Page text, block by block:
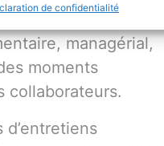
de confidentialité
répondre à
managérial,
moments
collaborateurs.